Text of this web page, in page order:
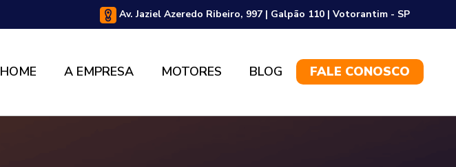
Av. Jaziel Azeredo Ribeiro, 997 | Galpão 110 | Votorantim - SP
HOME A EMPRESA MOTORES BLOG FALE CONOSCO